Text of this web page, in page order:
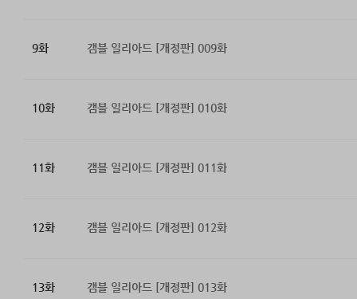
9화 갬블 일리아드 [개정판] 009화
10화 갬블 일리아드 [개정판] 010화
11화 갬블 일리아드 [개정판] 011화
12화 갬블 일리아드 [개정판] 012화
13화 갬블 일리아드 [개정판] 013화